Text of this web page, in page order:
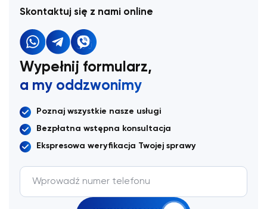
Skontaktuj się z nami online
Wypełnij formularz,
a my oddzwonimy
Poznaj wszystkie nasze usługi
Bezpłatna wstępna konsultacja
Ekspresowa weryfikacja Twojej sprawy